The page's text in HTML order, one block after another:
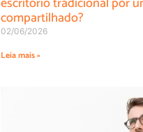
compartilhado?
02/06/2026
Leia mais »